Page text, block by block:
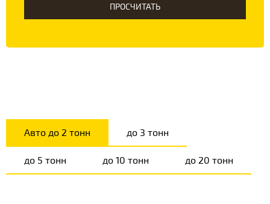
ПРОСЧИТАТЬ
Авто до 2 тонн до 3 тонн
до 5 тонн до 10 тонн до 20 тонн